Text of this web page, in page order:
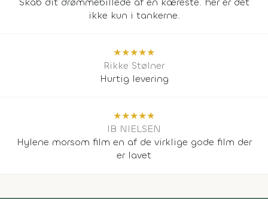
ikke kun i tankerne.
★★★★★
Rikke Stølner
Hurtig levering
★★★★★
IB NIELSEN
Hylene morsom film en af de virklige gode film der
er lavet